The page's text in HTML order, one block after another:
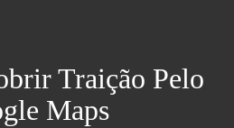
Traição Pelo
Maps